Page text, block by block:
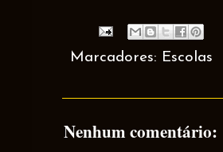
Marcadores: Escolas
Nenhum comentário: